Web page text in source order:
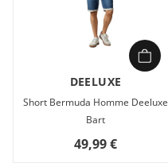
DEELUXE
Short Bermuda Homme Deeluxe
Bart
49,99 €